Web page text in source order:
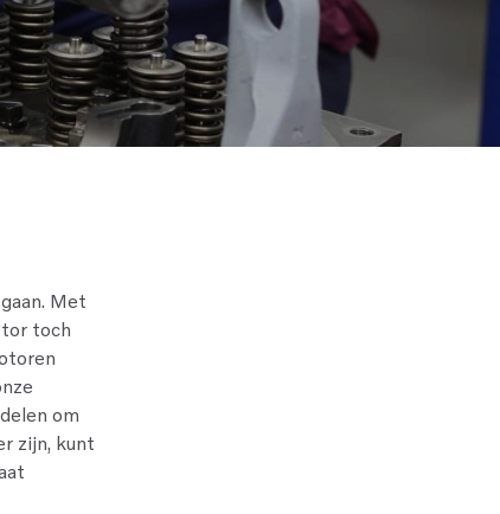
Met
toch
om
zijn, kunt